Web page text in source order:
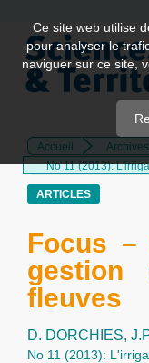
Quick
jump
page
Main
Navigation
Main
Accueil
Archives
No 11 (2013):
ARTICLES
Focus
gestion
fleuves
D. DORCHIES,
No 11 (2013):
Ce site web utilise
pour analyser le
naviguer sur ce site,